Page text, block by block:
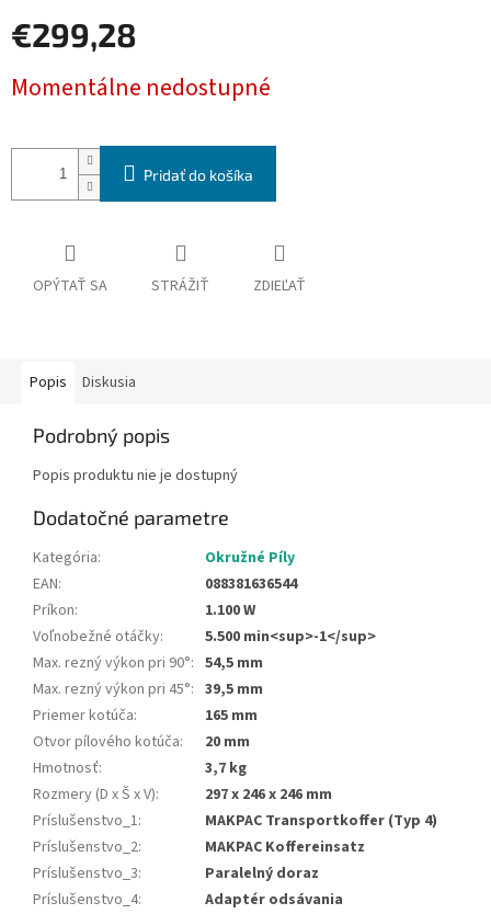
€299,28
cena:
Momentálne nedostupné
Pridať do košíka
OPÝTAŤ SA STRÁŽIŤ ZDIEĽAŤ
Popis Diskusia
Podrobný popis
Popis produktu nie je dostupný
Dodatočné parametre
Kategória:
Okružné Píly
EAN:
088381636544
Príkon:
1.100 W
Voľnobežné otáčky:
5.500 min<sup>-1</sup>
Max. rezný výkon pri 90°: 54,5 mm
Max. rezný výkon pri 45°: 39,5 mm
Priemer kotúča:
165 mm
Otvor pílového kotúča:
20 mm
Hmotnosť:
3,7 kg
Rozmery (D x Š x V):
297 x 246 x 246 mm
Príslušenstvo_1:
MAKPAC Transportkoffer (Typ 4)
Príslušenstvo_2:
MAKPAC Koffereinsatz
Príslušenstvo_3:
Paralelný doraz
Príslušenstvo_4:
Adaptér odsávania